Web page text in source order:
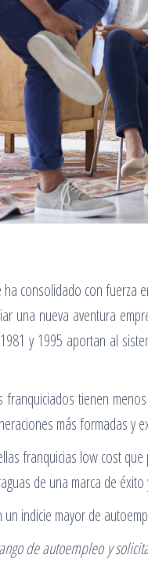
consolidado con fuerza
una nueva aventura
y 1995 aportan al
tienen
más formadas y
franquicias low cost
de una marca de
indicie mayor de
de autoempleo y